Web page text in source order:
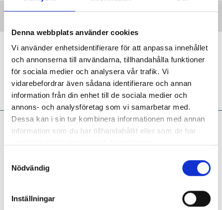
Denna webbplats använder cookies
Vi använder enhetsidentifierare för att anpassa innehållet
och annonserna till användarna, tillhandahålla funktioner
för sociala medier och analysera vår trafik. Vi
vidarebefordrar även sådana identifierare och annan
information från din enhet till de sociala medier och
annons- och analysföretag som vi samarbetar med.
Dessa kan i sin tur kombinera informationen med annan
information som du har tillhandahållit eller som de har
Nödvändig
Inställningar
Hur hanterar jag ansvaret för barnens
säkerhet?
DILEMMATStudenten: ”Hur ska jag förhålla
mig till allt otäckt som kan hända?”
Marie Eriksson:Ibland är
KRÖNIKASka vi kunna ge barnen tid, rum och
stunden när den kommer och våga vika av från